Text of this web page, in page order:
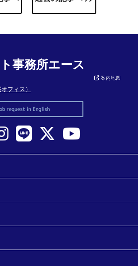
事務所エース
フィス）
案内地図